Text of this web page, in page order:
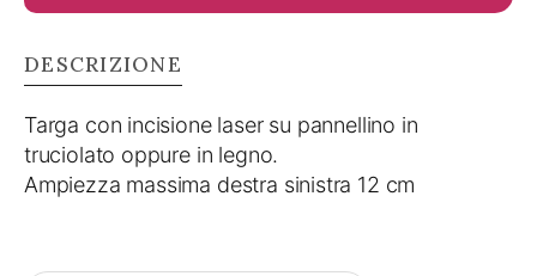
DESCRIZIONE
Targa con incisione laser su pannellino in
truciolato oppure in legno.
Ampiezza massima destra sinistra 12 cm